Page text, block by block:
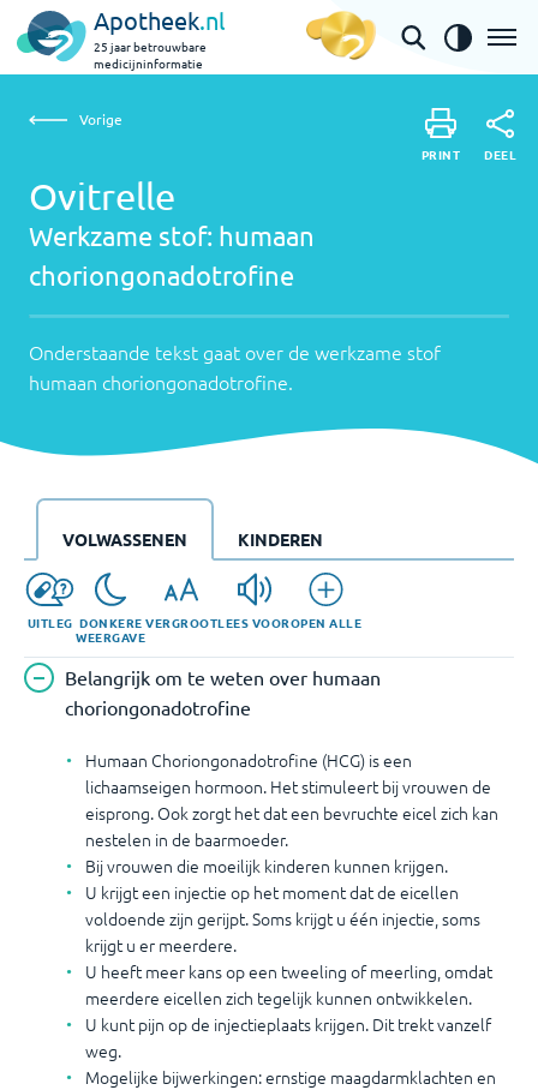
Apotheek.nl
25 jaar betrouwbare
medicijninformatie
Ovitrelle | humaan choriongonadotrofine
Werkzame
stof:
Onderstaande
humaan
Vorige
Ovitrelle
Werkzame stof: humaan
choriongonadotrofine
Onderstaande tekst gaat over de werkzame stof
humaan choriongonadotrofine.
PRINT DEEL
UITLEG DONKERE
WEERGAVE
VERGROOTLEES VOOROPEN ALLE
VOLWASSENEN KINDEREN
Belangrijk om te weten over humaan
choriongonadotrofine
Humaan Choriongonadotrofine (HCG) is een
lichaamseigen hormoon. Het stimuleert bij vrouwen de
eisprong. Ook zorgt het dat een bevruchte eicel zich kan
nestelen in de baarmoeder.
Bij vrouwen die moeilijk kinderen kunnen krijgen.
U krijgt een injectie op het moment dat de eicellen
voldoende zijn gerijpt. Soms krijgt u één injectie, soms
krijgt u er meerdere.
U heeft meer kans op een tweeling of meerling, omdat
meerdere eicellen zich tegelijk kunnen ontwikkelen.
U kunt pijn op de injectieplaats krijgen. Dit trekt vanzelf
weg.
Mogelijke bijwerkingen: ernstige maagdarmklachten en